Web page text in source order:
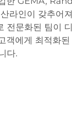
라인이 갖추어
전문화된 팀이
객에게 최적화
다.